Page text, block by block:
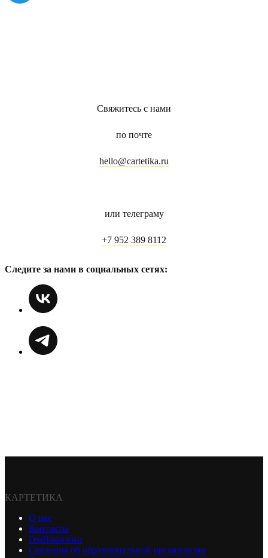
Свяжитесь с нами
по почте
hello@cartetika.ru
или телеграму
+7 952 389 8112
Следите за нами в социальных сетях:
КАРТЕТИКА
О нас
Контакты
ГеоВакансии
Сведения об образовательной организации